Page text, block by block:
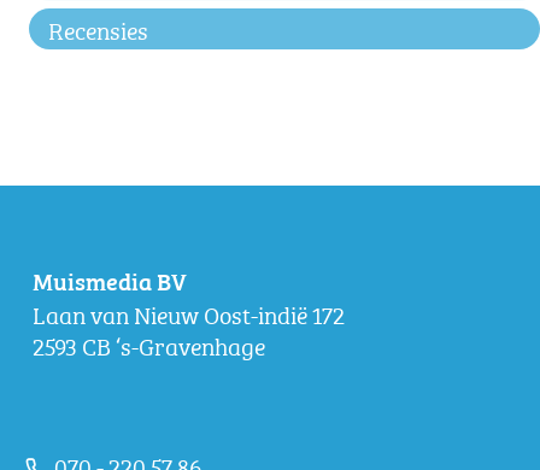
Recensies
Muismedia BV
Laan van Nieuw Oost-indië 172
2593 CB ‘s-Gravenhage